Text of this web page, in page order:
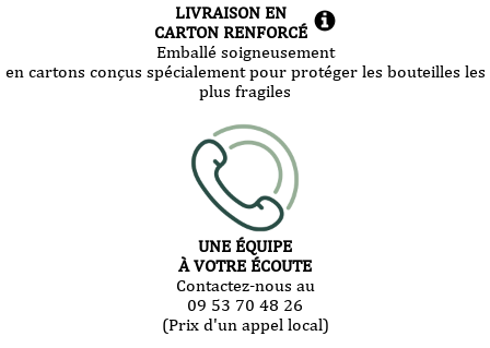
LIVRAISON EN
CARTON RENFORCÉ
Emballé soigneusement
en cartons conçus spécialement pour protéger les bouteilles les
plus fragiles
UNE ÉQUIPE
À VOTRE ÉCOUTE
Contactez-nous au
09 53 70 48 26
(Prix d'un appel local)